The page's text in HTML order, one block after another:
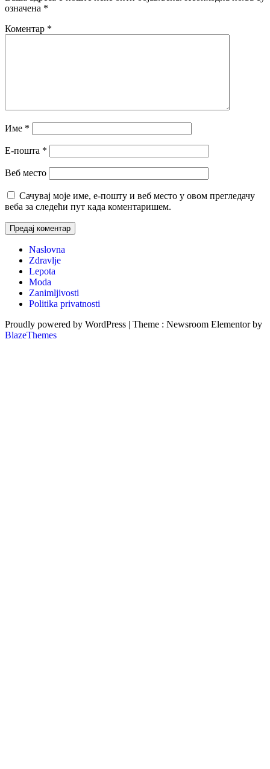
означена *
Коментар *
Име *
Е-пошта *
Веб место
Сачувај моје име, е-пошту и веб место у овом прегледачу
веба за следећи пут када коментаришем.
Naslovna
Zdravlje
Lepota
Moda
Zanimljivosti
Politika privatnosti
Proudly powered by WordPress | Theme : Newsroom Elementor by
BlazeThemes